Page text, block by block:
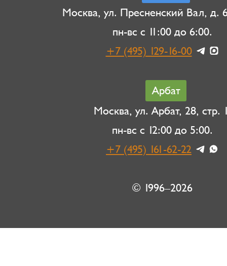
Москва, ул. Пресненский Вал, д.
пн-вс с 11:00 до 6:00.
+7 (495) 129-16-00
Арбат
Москва, ул. Арбат, 28, стр.
пн-вс с 12:00 до 5:00.
+7 (495) 161-62-22
© 1996–2026